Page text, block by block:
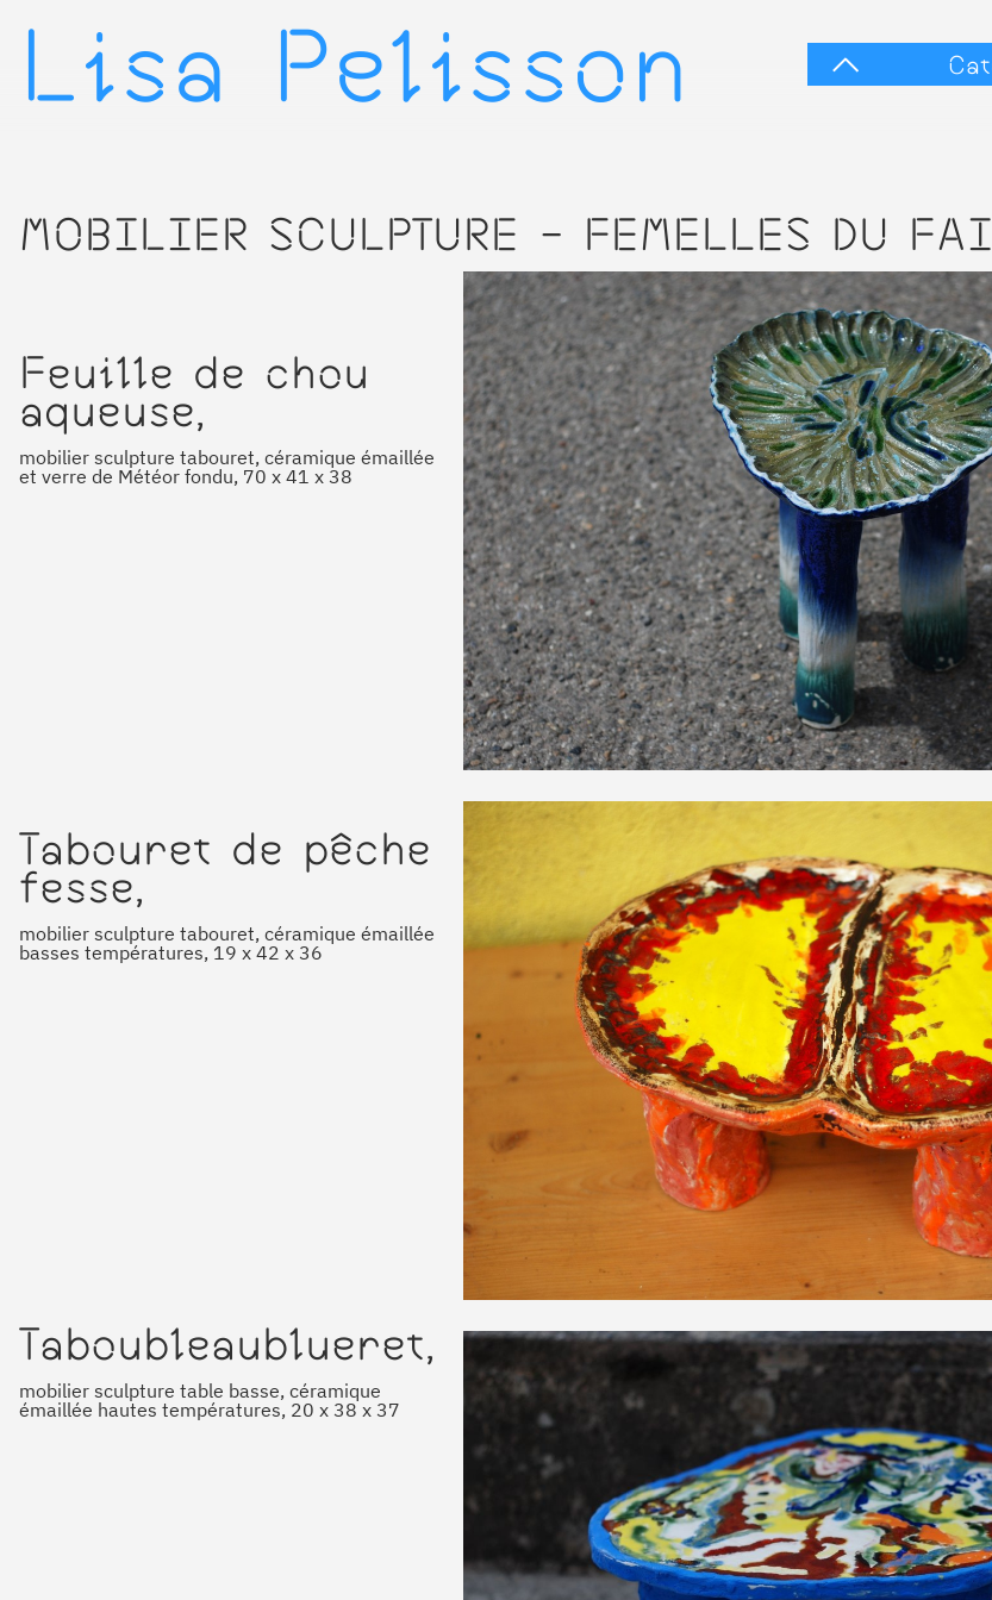
Lisa Pelisson
▷
MOBILIER SCULPTURE - FEMELLES DU
Feuille de chou
aqueuse,
mobilier sculpture tabouret, céramique émaillée
et verre de Météor fondu, 70 x 41 x 38
Tabouret de pêche
fesse,
mobilier sculpture tabouret, céramique émaillée
basses températures, 19 x 42 x 36
Taboubleaublueret,
mobilier sculpture table basse, céramique
émaillée hautes températures, 20 x 38 x 37